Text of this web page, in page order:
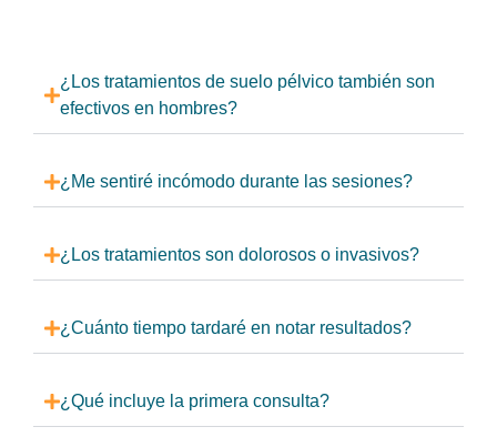
¿Los tratamientos de suelo pélvico también son
efectivos en hombres?
¿Me sentiré incómodo durante las sesiones?
¿Los tratamientos son dolorosos o invasivos?
¿Cuánto tiempo tardaré en notar resultados?
¿Qué incluye la primera consulta?